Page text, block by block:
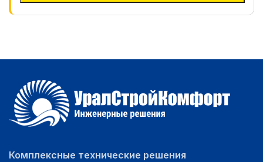
Комплексные технические решения